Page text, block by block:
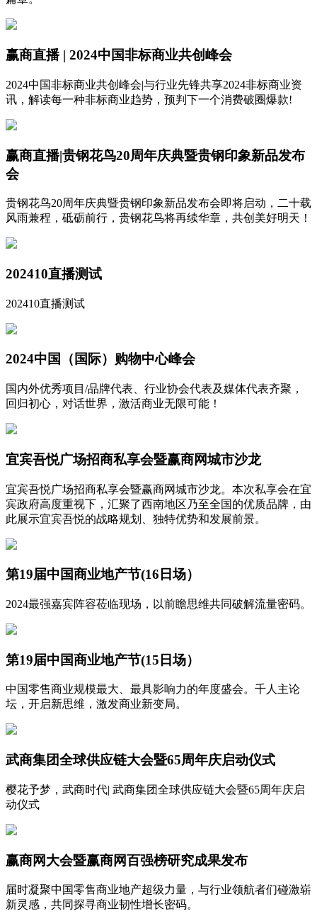
赢商直播 | 2024中国非标商业共创峰会
2024中国非标商业共创峰会|与行业先锋共享2024非标商业资
讯，解读每一种非标商业趋势，预判下一个消费破圈爆款!
赢商直播|贵钢花鸟20周年庆典暨贵钢印象新品发布
会
贵钢花鸟20周年庆典暨贵钢印象新品发布会即将启动，二十载
风雨兼程，砥砺前行，贵钢花鸟将再续华章，共创美好明天！
202410直播测试
202410直播测试
2024中国（国际）购物中心峰会
国内外优秀项目/品牌代表、行业协会代表及媒体代表齐聚，
回归初心，对话世界，激活商业无限可能！
宜宾吾悦广场招商私享会暨赢商网城市沙龙
宜宾吾悦广场招商私享会暨赢商网城市沙龙。本次私享会在宜
宾政府高度重视下，汇聚了西南地区乃至全国的优质品牌，由
此展示宜宾吾悦的战略规划、独特优势和发展前景。
第19届中国商业地产节(16日场）
2024最强嘉宾阵容莅临现场，以前瞻思维共同破解流量密码。
第19届中国商业地产节(15日场）
中国零售商业规模最大、最具影响力的年度盛会。千人主论
坛，开启新思维，激发商业新变局。
武商集团全球供应链大会暨65周年庆启动仪式
樱花予梦，武商时代| 武商集团全球供应链大会暨65周年庆启
动仪式
赢商网大会暨赢商网百强榜研究成果发布
届时凝聚中国零售商业地产超级力量，与行业领航者们碰激崭
新灵感，共同探寻商业韧性增长密码。